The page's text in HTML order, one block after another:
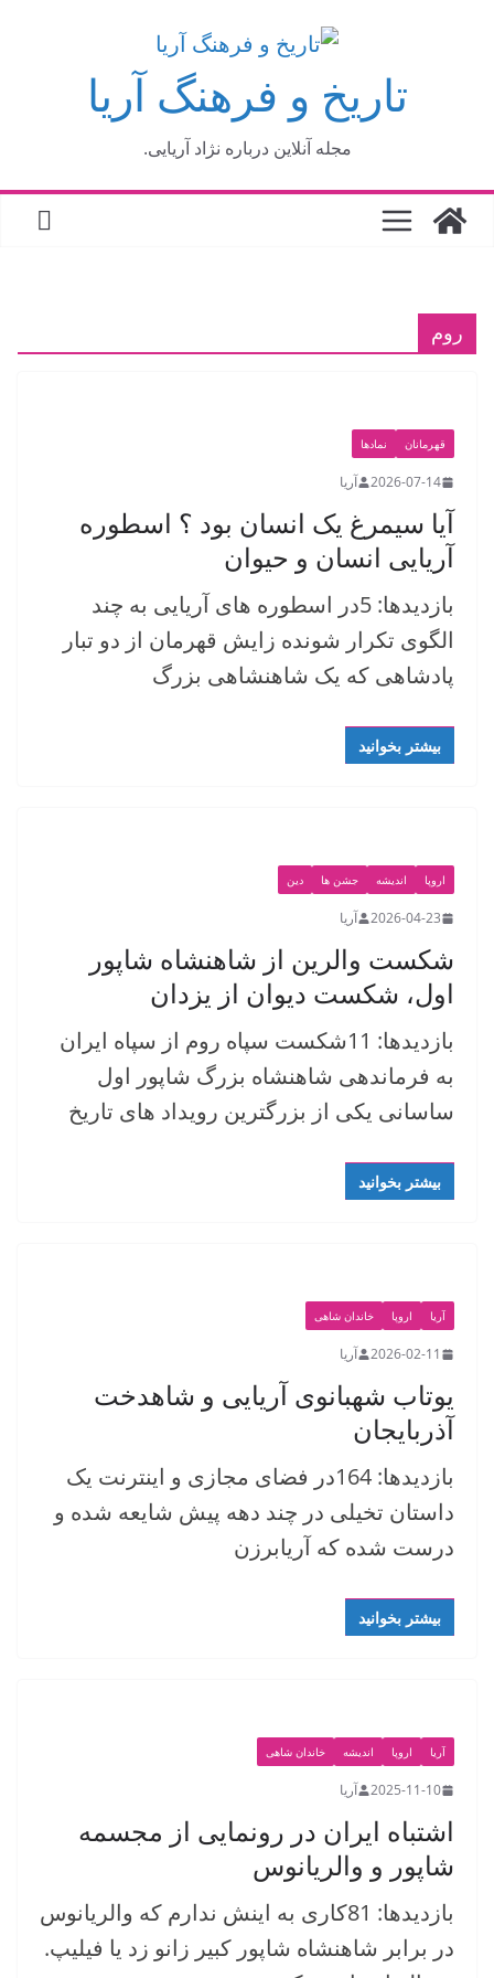
تاریخ و فرهنگ آریا
مجله آنلاین درباره نژاد آریایی.
روم
قهرمانان نمادها
2026-07-14 آریا
آیا سیمرغ یک انسان بود ؟ اسطوره
آریایی انسان و حیوان
بازدیدها: 5در اسطوره های آریایی به چند
الگوی تکرار شونده زایش قهرمان از دو تبار
پادشاهی که یک شاهنشاهی بزرگ
بیشتر بخوانید
اروپا اندیشه جشن ها دین
2026-04-23 آریا
شکست والرین از شاهنشاه شاپور
اول، شکست دیوان از یزدان
بازدیدها: 11شکست سپاه روم از سپاه ایران
به فرماندهی شاهنشاه بزرگ شاپور اول
ساسانی یکی از بزرگترین رویداد های تاریخ
بیشتر بخوانید
آریا اروپا خاندان شاهی
2026-02-11 آریا
یوتاب شهبانوی آریایی و شاهدخت
آذربایجان
بازدیدها: 164در فضای مجازی و اینترنت یک
داستان تخیلی در چند دهه پیش شایعه شده و
درست شده که آریابرزن
بیشتر بخوانید
آریا اروپا اندیشه خاندان شاهی
2025-11-10 آریا
اشتباه ایران در رونمایی از مجسمه
شاپور و والریانوس
بازدیدها: 81کاری به اینش ندارم که والریانوس
در برابر شاهنشاه شاپور کبیر زانو زد یا فیلیپ.